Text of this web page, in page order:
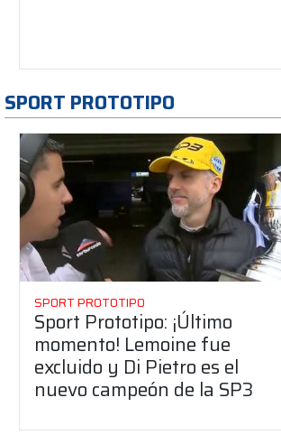
SPORT PROTOTIPO
SPORT PROTOTIPO
Sport Prototipo: ¡Último
momento! Lemoine fue
excluido y Di Pietro es el
nuevo campeón de la SP3